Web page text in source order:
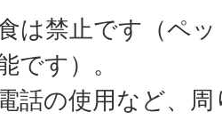
は禁止です（ペ
です）。
話の使用など、